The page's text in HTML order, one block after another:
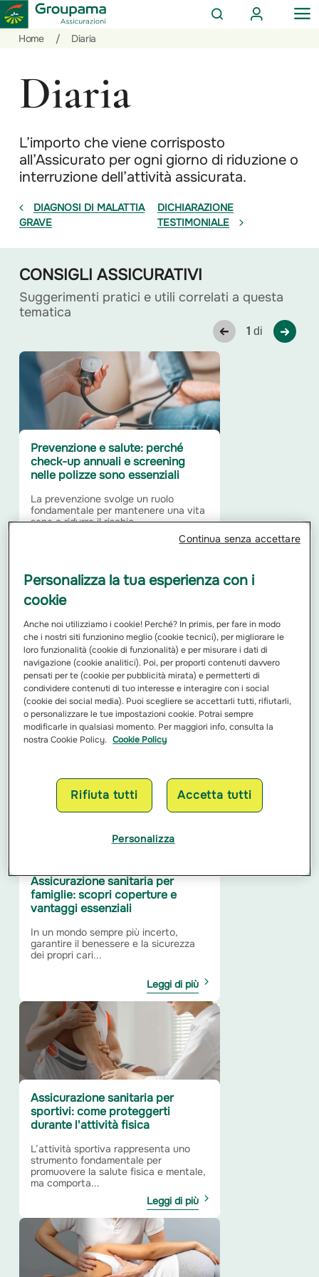
Salta
Privati
CERCA
AREA
CLIENTI
Home
/ Diaria
Diaria
L’importo che viene corrisposto
all’Assicurato per ogni giorno di riduzione o
interruzione dell’attività assicurata.
DIAGNOSI DI MALATTIA
GRAVE
DICHIARAZIONE
TESTIMONIALE
CONSIGLI ASSICURATIVI
Suggerimenti pratici e utili correlati a questa
tematica
1 di
Prevenzione e salute: perché
check-up annuali e screening
nelle polizze sono essenziali
La prevenzione svolge un ruolo
fondamentale per mantenere una vita
sana e ridurre il rischio...
Rimborso fisioterapia e
osteopatia: come
un'assicurazione può fare la
differenza
Quando si parla di salute e benessere,
la fisioterapia e l’osteopatia ricoprono
Assicurazione sanitaria per
famiglie: scopri coperture e
vantaggi essenziali
In un mondo sempre più incerto,
garantire il benessere e la sicurezza
dei propri cari...
Leggi di più
Assicurazione sanitaria per
sportivi: come proteggerti
durante l'attività fisica
L’attività sportiva rappresenta uno
strumento fondamentale per
promuovere la salute fisica e mentale,
ma comporta...
Leggi di più
Personalizza la tua esperienza con i
cookie
Anche noi utilizziamo i cookie! Perché? In primis, per fare in modo
che i nostri siti funzionino meglio (cookie tecnici), per migliorare le
loro funzionalità (cookie di funzionalità) e per misurare i dati di
navigazione (cookie analitici). Poi, per proporti contenuti davvero
pensati per te (cookie per pubblicità mirata) e permetterti di
condividere contenuti di tuo interesse e interagire con i social
(cookie dei social media). Puoi scegliere se accettarli tutti, rifiutarli,
o personalizzare le tue impostazioni cookie. Potrai sempre
modificarle in qualsiasi momento. Per maggiori info, consulta la
nostra Cookie Policy. Cookie Policy
Rifiuta tutti Accetta tutti
Personalizza
Continua senza accettare